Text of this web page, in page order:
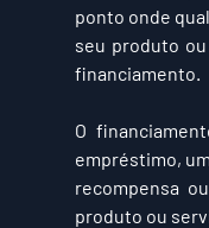
ponto onde
seu produto
financiamento.
O
empréstimo,
recompensa
produto ou